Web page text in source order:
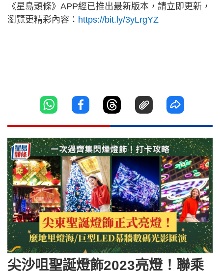
《星島頭條》APP經已推出最新版本，請立即更新，
瀏覽更精彩內容： https://bit.ly/3yLrgYZ
尖沙咀聖誕燈飾2023亮燈！聯乘